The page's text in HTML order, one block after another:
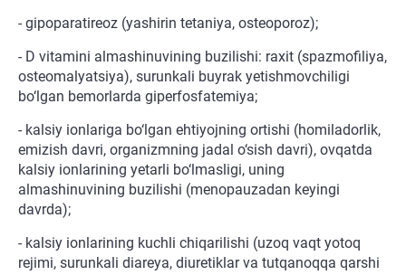
- gipoparatireoz (yashirin tetaniya, osteoporoz);
- D vitamini almashinuvining buzilishi: raxit (spazmofiliya,
osteomalyatsiya), surunkali buyrak yetishmovchiligi
bo‘lgan bemorlarda giperfosfatemiya;
- kalsiy ionlariga bo‘lgan ehtiyojning ortishi (homiladorlik,
emizish davri, organizmning jadal o‘sish davri), ovqatda
kalsiy ionlarining yetarli bo‘lmasligi, uning
almashinuvining buzilishi (menopauzadan keyingi
davrda);
- kalsiy ionlarining kuchli chiqarilishi (uzoq vaqt yotoq
rejimi, surunkali diareya, diuretiklar va tutqanoqqa qarshi